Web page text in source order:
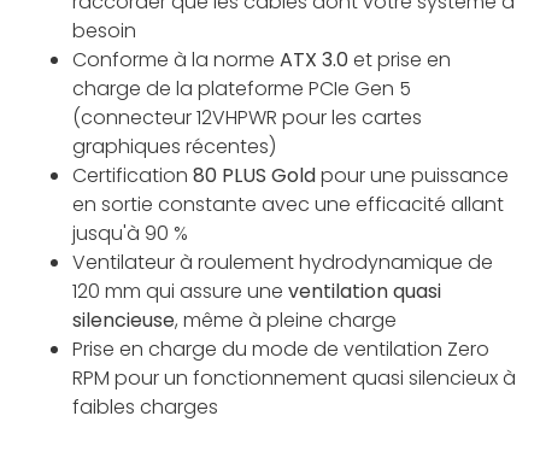
besoin
Conforme à la norme ATX 3.0et prise en
charge de la plateforme PCIe Gen 5
(connecteur 12VHPWR pour les cartes
graphiques récentes)
Certification 80 PLUS Goldpour une puissance
en sortie constante avec une efficacité allant
jusqu'à 90 %
Ventilateur à roulement hydrodynamique de
120 mm qui assure une ventilation quasi
silencieuse, même à pleine charge
Prise en charge du mode de ventilation Zero
RPM pour un fonctionnement quasi silencieux à
faibles charges